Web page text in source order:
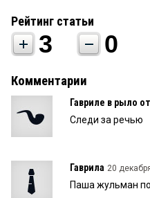
Рейтинг статьи
3 0
Комментарии
Гавриле в рыло
Следи за речью
Гаврила 20
Паша жульман